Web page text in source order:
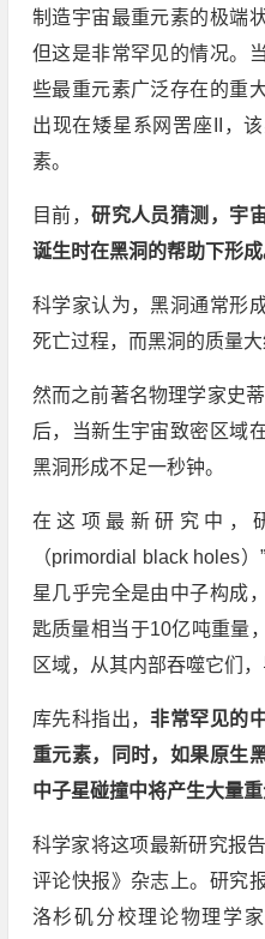
制造宇宙最重元素的极端
但这是非常罕见的情况。
些最重元素广泛存在的重
出现在矮星系网罟座II，
素。
目前，研究人员猜测，宇
诞生时在黑洞的帮助下形成
科学家认为，黑洞通常形
死亡过程，而黑洞的质量
然而之前著名物理学家史
后，当新生宇宙致密区域
黑洞形成不足一秒钟。
在这项最新研究中，
（primordial black holes
星几乎完全是由中子构成
匙质量相当于10亿吨重量
区域，从其内部吞噬它们
库先科指出， 非常罕见的
重元素，同时，如果原生
中子星碰撞中将产生大量重
科学家将这项最新研究报
评论快报》杂志上。研究
洛杉矶分校理论物理学